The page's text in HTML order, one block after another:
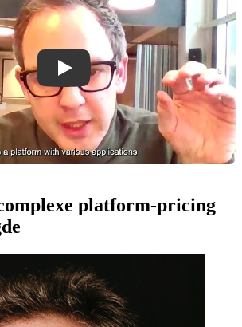
Hoe Vintecc complexe platform-pricing
platform-pricing